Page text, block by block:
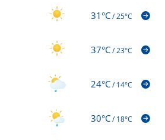
31°C/25°C
37°C/23°C
24°C/14°C
30°C/18°C